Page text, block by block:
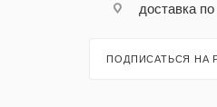
доставка
ПОДПИСАТЬСЯ НА